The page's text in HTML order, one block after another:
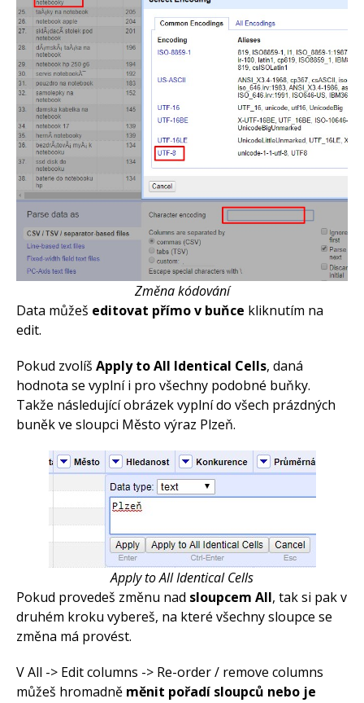
Změna kódování
Data můžeš editovat přímo v buňce kliknutím na
edit.
Pokud zvolíš Apply to All Identical Cells, daná
hodnota se vyplní i pro všechny podobné buňky.
Takže následující obrázek vyplní do všech prázdných
buněk ve sloupci Město výraz Plzeň.
Apply to All Identical Cells
Pokud provedeš změnu nad sloupcem All, tak si pak v
druhém kroku vybereš, na které všechny sloupce se
změna má provést.
V All -> Edit columns -> Re-order / remove columns
můžeš hromadně měnit pořadí sloupců nebo je